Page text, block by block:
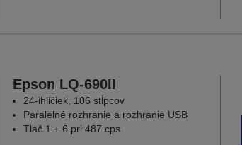
Epson LQ-690II
24-ihličiek, 106 stĺpcov
Paralelné rozhranie a rozhranie USB
Tlač 1 + 6 pri 487 cps